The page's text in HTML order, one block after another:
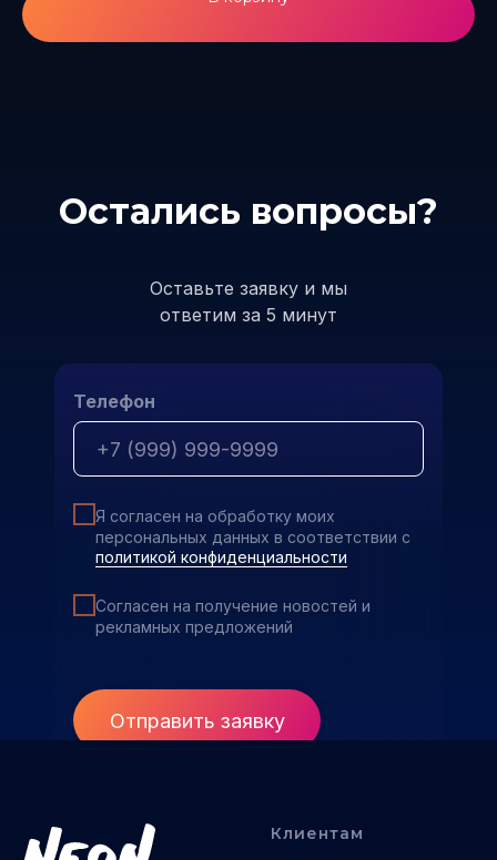
Остались вопросы?
Телефон
Я согласен на обработку моих
персональных данных в соответствии с
политикой конфиденциальности
Согласен на получение новостей и
рекламных предложений
Отправить заявку
Оставьте заявку и мы
ответим за 5 минут
Клиентам